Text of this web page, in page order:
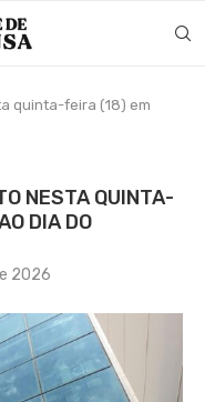
quinta-feira (18) em
NESTA QUINTA-
DIA DO
2026